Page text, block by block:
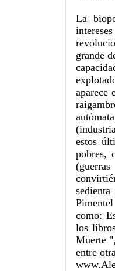
La
grande
aparece
estos
pobres,
como:
los
Muerte
entre